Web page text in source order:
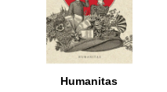
47
Humanitas